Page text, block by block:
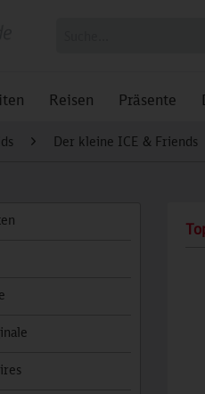
Reisen Präsente
Der kleine ICE & Friends